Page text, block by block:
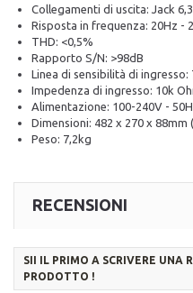
Collegamenti di uscita: Jack
Risposta in frequenza: 20Hz -
THD: <0,5%
Rapporto S/N: >98dB
Linea di sensibilità di ingresso:
Impedenza di ingresso: 10k
Alimentazione: 100-240V -
Dimensioni: 482 x 270 x 88mm
Peso: 7,2kg
RECENSIONI
SII IL PRIMO A SCRIVERE UNA
PRODOTTO !